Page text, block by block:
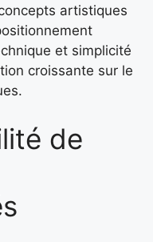
artistiques
et simplicité
croissante sur le
de